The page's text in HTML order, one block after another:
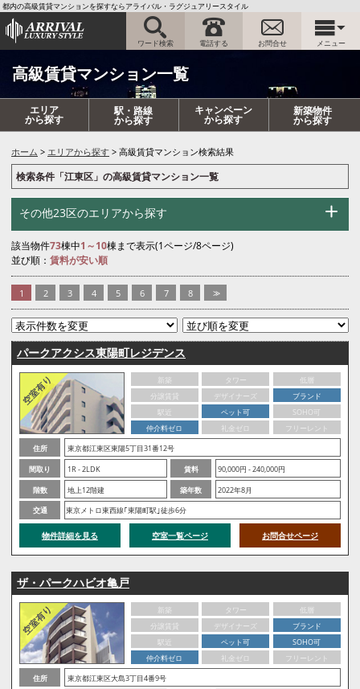
都内の高級賃貸マンションを探すならアライバル・ラグジュアリースタイル
ワード検索 電話する お問合せ メニュー
高級賃貸マンション一覧
エリア
から探す
駅・路線
から探す
キャンペーン
から探す
新築物件
から探す
ホーム エリアから探す 高級賃貸マンション検索結果
検索条件「江東区」の高級賃貸マンション一覧
その他23区のエリアから探す
該当物件73棟中1～10棟まで表示(1ページ/8ページ)
並び順： 賃料が安い順
1 2 3 4 5 6 7 8 >>
パークアクシス東陽町レジデンス
新築 タワー
低層
分譲賃貸
デザイナーズ
ブランド
駅近
ペット可
SOHO可
仲介料ゼロ
礼金ゼロ
フリーレント
住所
東京都江東区東陽5丁目31番12号
間取り
1R - 2LDK 賃料
90,000円 - 240,000円
階数
地上12階建 築年数
2022年8月
交通
東京メトロ東西線｢東陽町駅｣徒歩6分
物件詳細を見る 空室一覧ページ お問合せページ
ザ・パークハビオ亀戸
新築 タワー
低層
分譲賃貸
デザイナーズ
ブランド
駅近
ペット可
SOHO可
仲介料ゼロ
礼金ゼロ
フリーレント
住所
東京都江東区大島3丁目4番9号